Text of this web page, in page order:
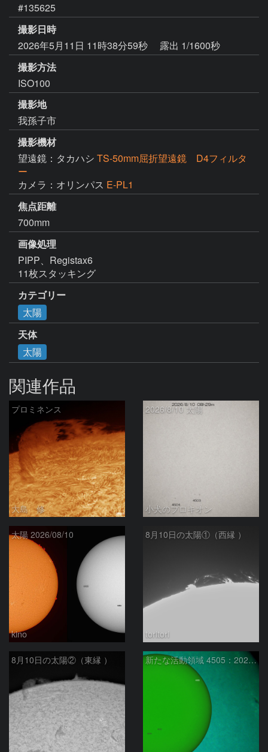
#135625
撮影日時
2026年5月11日 11時38分59秒
露出 1/1600秒
撮影方法
ISO100
撮影地
我孫子市
撮影機材
望遠鏡：タカハシ TS-50mm屈折望遠鏡 D4フィルタ
ー
カメラ：オリンパス E-PL1
焦点距離
700mm
画像処理
PIPP、Registax6
11枚スタッキング
カテゴリー
太陽
天体
太陽
関連作品
プロミネンス
大島 修
2026/8/10 太陽
小犬のプロキオン
太陽 2026/08/10
kino
8月10日の太陽①（西縁 ）
toritori
8月10日の太陽②（東縁 ） 新たな活動領域 4505：2026/08/10